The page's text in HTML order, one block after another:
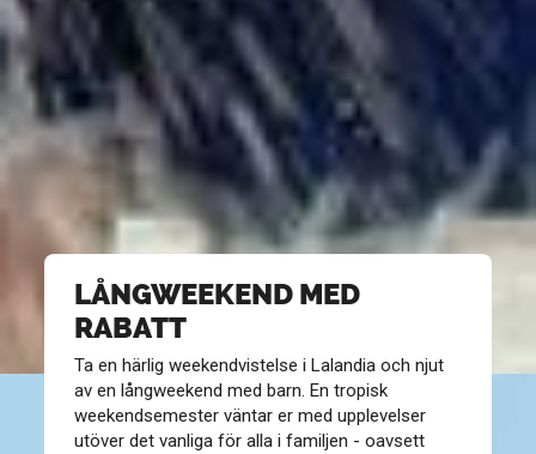
LÅNGWEEKEND MED
RABATT
Ta en härlig weekendvistelse i Lalandia och njut
av en långweekend med barn. En tropisk
weekendsemester väntar er med upplevelser
utöver det vanliga för alla i familjen - oavsett